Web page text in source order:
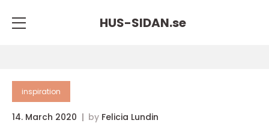
HUS-SIDAN.se
inspiration
14. March 2020 by Felicia Lundin